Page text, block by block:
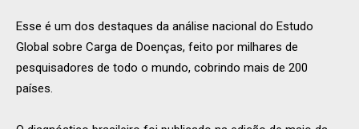
Esse é um dos destaques da análise nacional do Estudo
Global sobre Carga de Doenças, feito por milhares de
pesquisadores de todo o mundo, cobrindo mais de 200
países.